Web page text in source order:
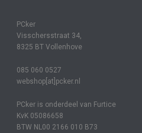
PCker
Visschersstraat 34,
8325 BT Vollenhove
085 060 0527
webshop[at]pcker.nl
PCker is onderdeel van Furtice
KvK 05086658
BTW NL00 2166 010 B73